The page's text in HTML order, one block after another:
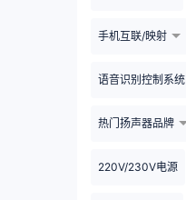
手机互联/映射
语音识别控制系统
热门扬声器品牌
220V/230V电源